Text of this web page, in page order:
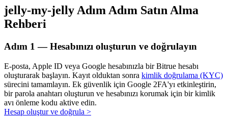
Stake Etmeyi Öğrenin
Pasif gelir kazanma hakkında bilgi edinin
Bitrue
AI
jelly-my-jelly Adım Adım Satın Alma
Rehberi
Adım 1 —Hesabınızı oluşturun ve doğrulayın
E-posta, Apple ID veya Google hesabınızla bir Bitrue hesabı
oluşturarak başlayın. Kayıt olduktan sonra kimlik doğrulama (KYC)
sürecini tamamlayın. Ek güvenlik için Google 2FA'yı etkinleştirin,
bir parola anahtarı oluşturun ve hesabınızı korumak için bir kimlik
avı önleme kodu aktive edin.
Hesap oluştur ve doğrula >